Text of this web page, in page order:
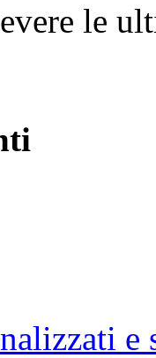
le
e